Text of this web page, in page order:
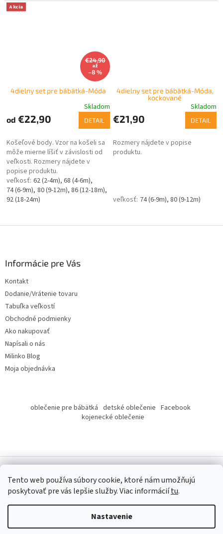
Tento web používa súbory cookie, ktoré nám umožňujú
poskytovať pre vás lepšie služby.Viac informáciítu.
Nastavenie
Akcia
€24,90
až
–8 %
4dielny set pre bábätká-Móda
Skladom
od €22,90 DETAIL
Košeľové body. Vzor na košeli sa
môže mierne líšiť v závislosti od
veľkosti. Rozmery nájdete v
popise produktu.
62 (2-4m) 68 (4-6m)
74 (6-9m) 80 (9-12m) 86 (12-18m)
92 (18-24m)
4dielny set pre bábätká-Móda,
kockované
Skladom
€21,90 DETAIL
Rozmery nájdete v popise
produktu.
74 (6-9m) 80 (9-12m)
Informácie pre Vás
Kontakt
Dodanie/Vrátenie tovaru
Tabuľka veľkostí
Obchodné podmienky
Ako nakupovať
Napísali o nás
Milinko Blog
Moja objednávka
oblečenie pre bábätká detské oblečenie Facebook
kojenecké oblečenie
Copyright 2026Milinko oblečenie. Všetky práva vyhradené.